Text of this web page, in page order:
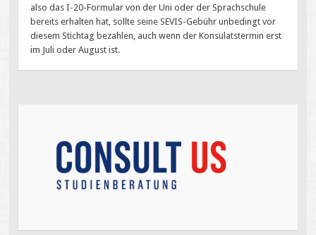
also das I-20-Formular von der Uni oder der Sprachschule
bereits erhalten hat, sollte seine SEVIS-Gebühr unbedingt vor
diesem Stichtag bezahlen, auch wenn der Konsulatstermin erst
im Juli oder August ist.